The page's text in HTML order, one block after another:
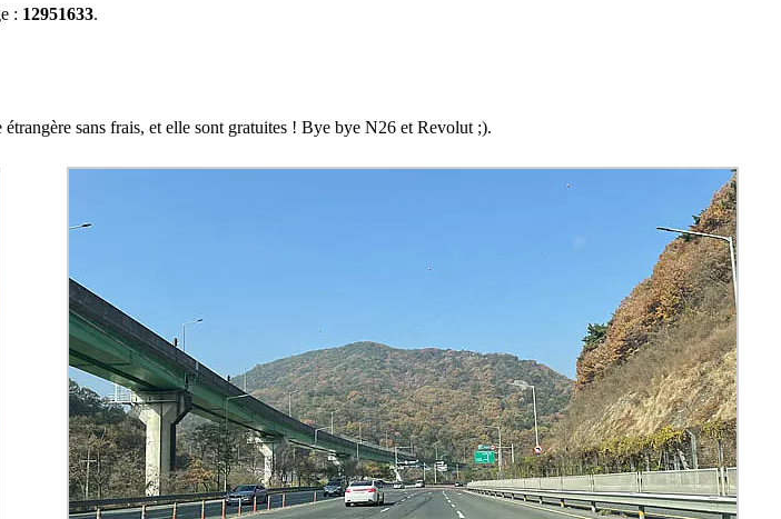
: 12951633.
sans frais, et elle sont gratuites ! Bye bye N26 et Revolut ;).